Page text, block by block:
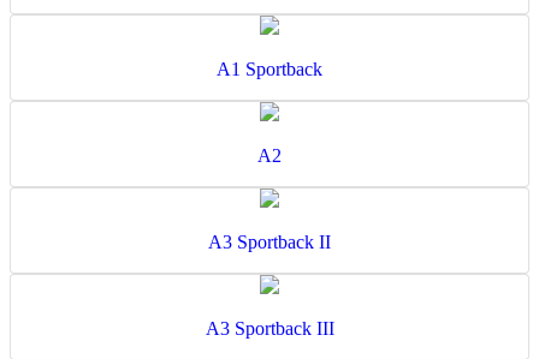
A1 Sportback
A2
A3 Sportback II
A3 Sportback III